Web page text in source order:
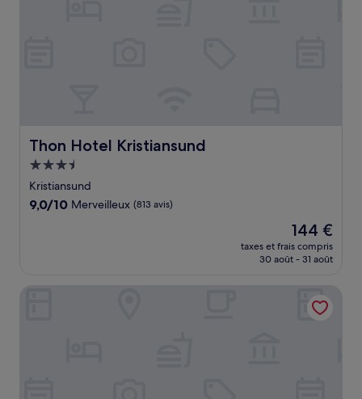
Thon Hotel Kristiansund
Thon Hotel Kristiansund
Hébergement
3.5 étoiles
Kristiansund
9.0
9,0/10 Merveilleux (813 avis)
Le
nouveau
prix
de
144 €
144 €
taxes et frais compris
30 août - 31 août